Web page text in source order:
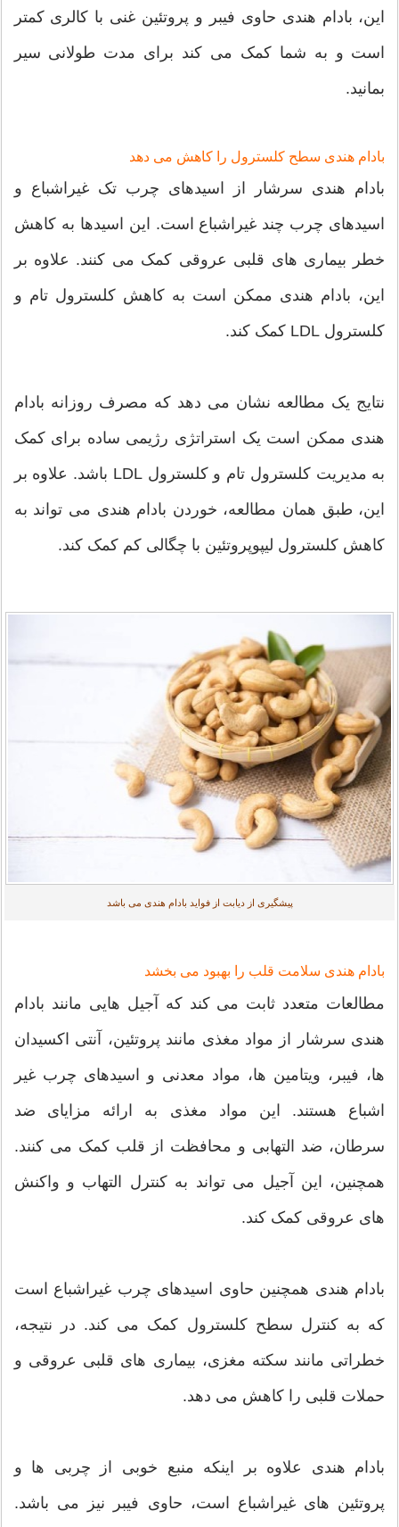
این، بادام هندی حاوی فیبر و پروتئین غنی با کالری کمتر
است و به شما کمک می کند برای مدت طولانی سیر
بمانید.
بادام هندی سطح کلسترول را کاهش می دهد
بادام هندی سرشار از اسیدهای چرب تک غیراشباع و
اسیدهای چرب چند غیراشباع است. این اسیدها به کاهش
خطر بیماری های قلبی عروقی کمک می کنند. علاوه بر
این، بادام هندی ممکن است به کاهش کلسترول تام و
کلسترول LDL کمک کند.
نتایج یک مطالعه نشان می دهد که مصرف روزانه بادام
هندی ممکن است یک استراتژی رژیمی ساده برای کمک
به مدیریت کلسترول تام و کلسترول LDL باشد. علاوه بر
این، طبق همان مطالعه، خوردن بادام هندی می تواند به
کاهش کلسترول لیپوپروتئین با چگالی کم کمک کند.
پیشگیری از دیابت از فواید بادام هندی می باشد
بادام هندی سلامت قلب را بهبود می بخشد
مطالعات متعدد ثابت می کند که آجیل هایی مانند بادام
هندی سرشار از مواد مغذی مانند پروتئین، آنتی اکسیدان
ها، فیبر، ویتامین ها، مواد معدنی و اسیدهای چرب غیر
اشباع هستند. این مواد مغذی به ارائه مزایای ضد
سرطان، ضد التهابی و محافظت از قلب کمک می کنند.
همچنین، این آجیل می تواند به کنترل التهاب و واکنش
های عروقی کمک کند.
بادام هندی همچنین حاوی اسیدهای چرب غیراشباع است
که به کنترل سطح کلسترول کمک می کند. در نتیجه،
خطراتی مانند سکته مغزی، بیماری های قلبی عروقی و
حملات قلبی را کاهش می دهد.
بادام هندی علاوه بر اینکه منبع خوبی از چربی ها و
پروتئین های غیراشباع است، حاوی فیبر نیز می باشد.